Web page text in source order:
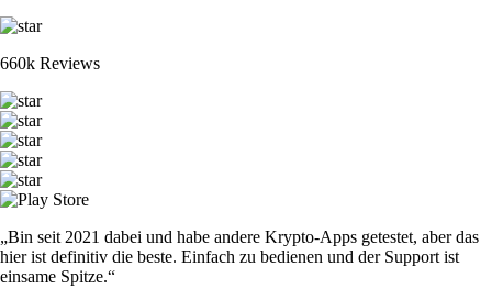
660k Reviews
„Bin seit 2021 dabei und habe andere Krypto-Apps getestet, aber das
hier ist definitiv die beste. Einfach zu bedienen und der Support ist
einsame Spitze.“